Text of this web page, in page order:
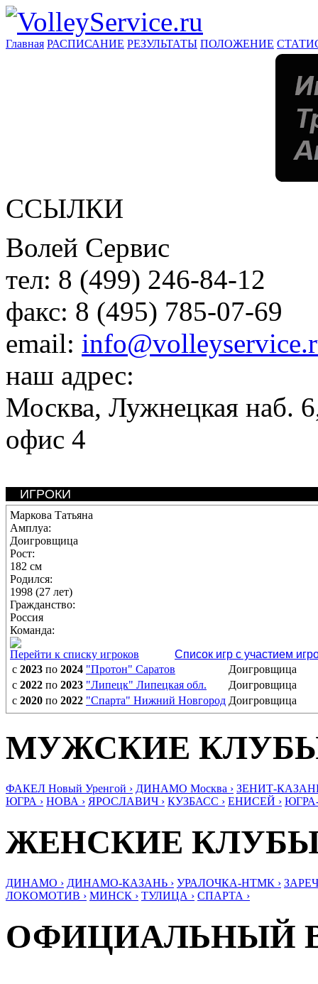
Главная РАСПИСАНИЕ РЕЗУЛЬТАТЫ ПОЛОЖЕНИЕ
ССЫЛКИ
Волей Сервис
тел: 8 (499) 246-84-12
факс: 8 (495) 785-07-69
email:
наш адрес:
Москва, Лужнецкая наб.
офис 4
ИГРОКИ
Маркова Татьяна
Амплуа:
Доигровщица
Рост:
182 см
Родился:
1998 (27 лет)
Гражданство:
Россия
Команда:
Перейти к списку игроков
Список игр с участием
с 2023 по 2024 "Протон" Саратов
Доигровщица
с 2022 по 2023 "Липецк" Липецкая обл.
Доигровщица
с 2020 по 2022 "Спарта" Нижний Новгород Доигровщица
МУЖСКИЕ
ФАКЕЛ Новый Уренгой › ДИНАМО Москва › ЗЕНИТ-
ЮГРА › НОВА › ЯРОСЛАВИЧ › КУЗБАСС › ЕНИСЕЙ ›
ЖЕНСКИЕ
ДИНАМО › ДИНАМО-КАЗАНЬ › УРАЛОЧКА-НТМК ›
ЛОКОМОТИВ › МИНСК › ТУЛИЦА › СПАРТА ›
ОФИЦИАЛЬНЫЙ